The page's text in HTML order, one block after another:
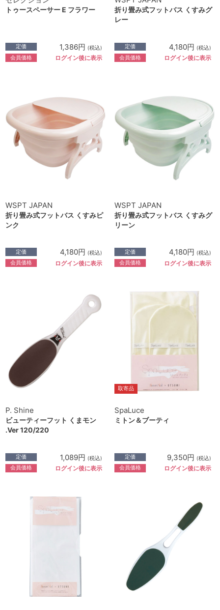
トゥースペーサー E フラワー
定価 1,386円 (税込)
会員価格 ログイン後に表示
折り畳み式フットバス くすみグ
レー
定価 4,180円 (税込)
会員価格 ログイン後に表示
WSPT JAPAN
折り畳み式フットバス くすみピ
ンク
定価 4,180円 (税込)
会員価格 ログイン後に表示
WSPT JAPAN
折り畳み式フットバス くすみグ
リーン
定価 4,180円 (税込)
会員価格 ログイン後に表示
P. Shine
ビューティーフット くまモン
.Ver 120/220
定価 1,089円 (税込)
会員価格 ログイン後に表示
取寄品
SpaLuce
ミトン＆ブーティ
定価 9,350円 (税込)
会員価格 ログイン後に表示